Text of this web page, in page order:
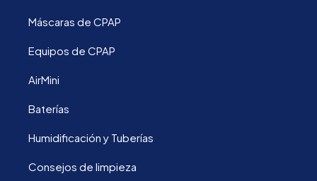
Máscaras de CPAP
Equipos de CPAP
AirMini
Baterías
Humidificación y Tuberías
Consejos de limpieza